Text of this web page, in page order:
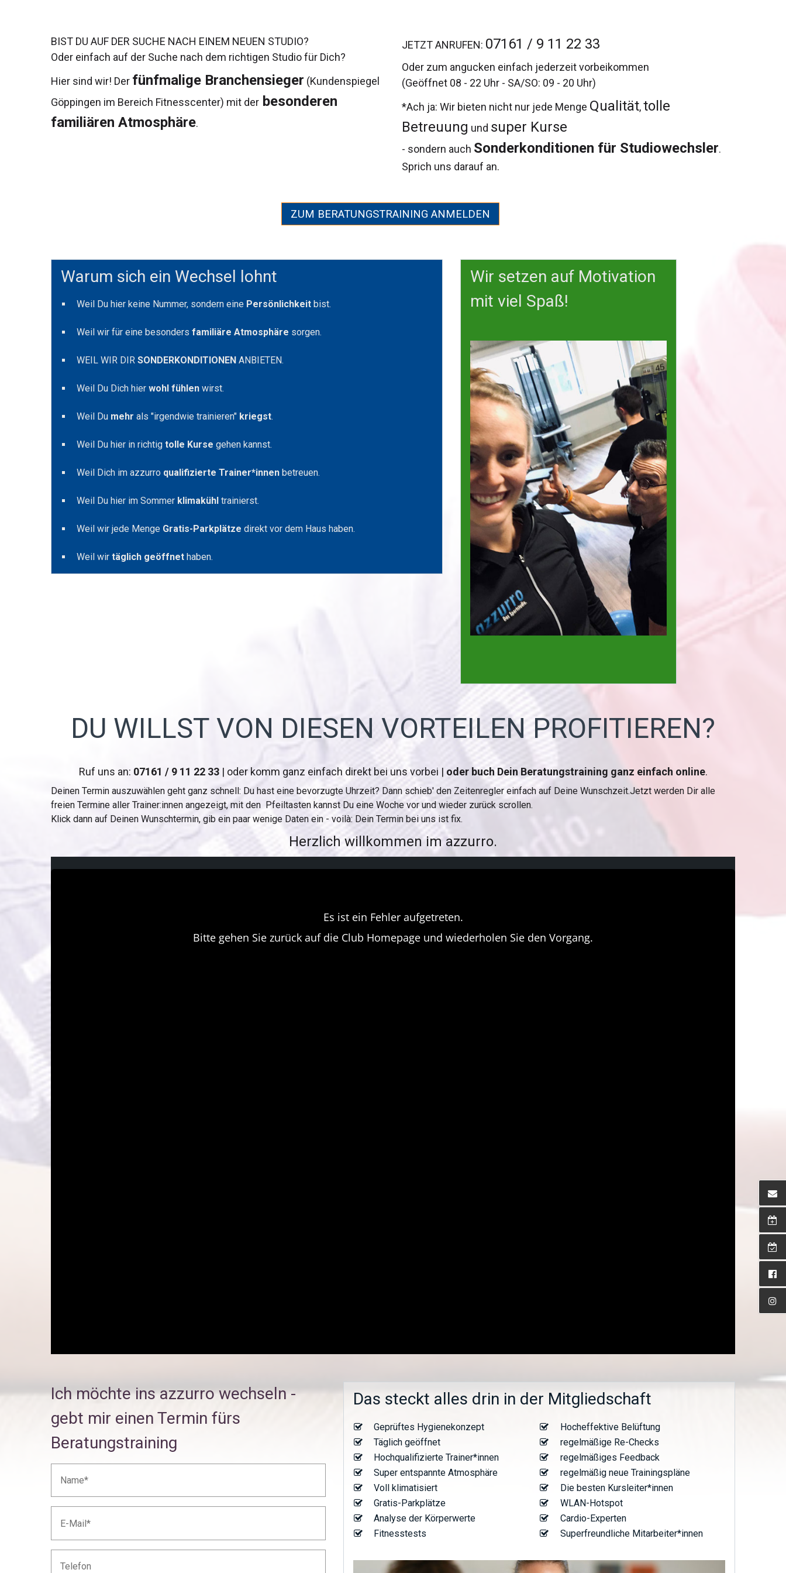
BIST DU AUF DER SUCHE NACH EINEM NEUEN STUDIO?
Oder einfach auf der Suche nach dem richtigen Studio für Dich?
Hier sind wir! Der fünfmalige Branchensieger (Kundenspiegel
Göppingen im Bereich Fitnesscenter) mit der besonderen
familiären Atmosphäre.
JETZT ANRUFEN: 07161 / 9 11 22 33
Oder zum angucken einfach jederzeit vorbeikommen
(Geöffnet 08 - 22 Uhr - SA/SO: 09 - 20 Uhr)
*Ach ja: Wir bieten nicht nur jede Menge Qualität,tolle
Betreuung und super Kurse
- sondern auch Sonderkonditionen für Studiowechsler.
Sprich uns darauf an.
ZUM BERATUNGSTRAINING ANMELDEN
Warum sich ein Wechsel lohnt
Weil Du hier keine Nummer, sondern eine Persönlichkeitbist.
Weil wir für eine besonders familiäre Atmosphäre sorgen.
WEIL WIR DIRSONDERKONDITIONENANBIETEN.
Weil Du Dich hierwohl fühlen wirst.
Weil Du mehrals "irgendwie trainieren" kriegst.
Weil Du hier in richtigtolle Kurse gehen kannst.
Weil Dich im azzurro qualifizierte Trainer*innen betreuen.
Weil Du hier im Sommer klimakühltrainierst.
Weil wir jede Menge Gratis-Parkplätze direkt vor dem Haus haben.
Weil wirtäglich geöffnet haben.
Wir setzen auf Motivation
mit viel Spaß!
DU WILLST VON DIESEN VORTEILEN PROFITIEREN?
Ruf uns an: 07161 / 9 11 22 33| oder komm ganz einfach direkt bei uns vorbei | oder buch Dein Beratungstraining ganz einfach online.
Deinen Termin auszuwählen geht ganz schnell: Du hast eine bevorzugte Uhrzeit? Dann schieb' den Zeitenregler einfach auf Deine Wunschzeit.Jetzt werden Dir alle
freien Termine aller Trainer:innen angezeigt, mit den Pfeiltasten kannst Du eine Woche vor und wieder zurück scrollen.
Klick dann auf Deinen Wunschtermin, gib ein paar wenige Daten ein - voilà: Dein Termin bei uns ist fix.
Herzlich willkommen im azzurro.
Ich möchte ins azzurro wechseln -
gebt mir einen Termin fürs
Beratungstraining
Das steckt alles drin in der Mitgliedschaft
Geprüftes Hygienekonzept
Hocheffektive Belüftung
Täglich ⁣geöffnet
regelmäßige Re-Checks
Hochqualifizierte Trainer*innen
regelmäßiges Feedback
Super entspannte Atmosphäre
regelmäßig neue Trainingspläne
Voll klimatisiert
Die besten Kursleiter*innen
Gratis-Parkplätze
WLAN-Hotspot
Analyse der Körperwerte
Cardio-Experten
Fitnesstests
Superfreundliche Mitarbeiter*innen